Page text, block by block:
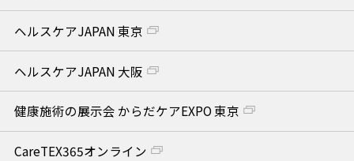
ヘルスケアJAPAN 東京
ヘルスケアJAPAN 大阪
健康施術の展示会 からだケアEXPO 東京
CareTEX365オンライン